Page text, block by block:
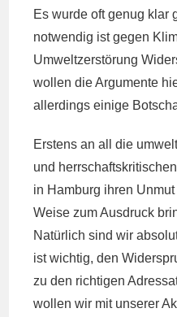
Es wurde oft genug klar
notwendig ist gegen
Umweltzerstörung
wollen die Argumente
allerdings einige
Erstens an all die
und
in Hamburg ihren
Weise zum Ausdruck
Natürlich sind wir
ist wichtig, den
zu den richtigen
wollen wir mit unserer